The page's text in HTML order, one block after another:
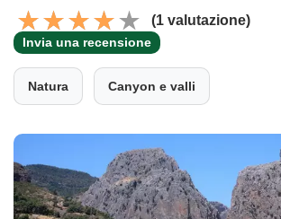
(1 valutazione)
Invia una recensione
Natura Canyon e valli